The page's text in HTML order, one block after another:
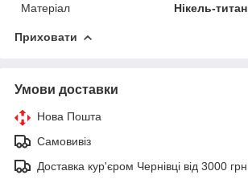
Матеріал
Нікель-титан
Приховати
Умови доставки
Нова Пошта
Самовивіз
Доставка кур'єром Чернівці від 3000 грн